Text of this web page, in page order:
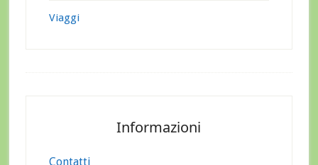
Viaggi
Informazioni
Contatti